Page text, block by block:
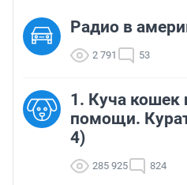
Радио в
2 791 53
1. Куча
помощи.
4)
285 925 824